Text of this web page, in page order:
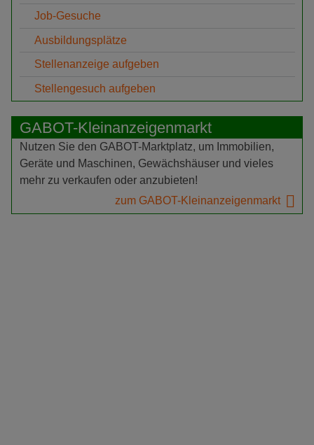
Job-Gesuche
Ausbildungsplätze
Stellenanzeige aufgeben
Stellengesuch aufgeben
GABOT-Kleinanzeigenmarkt
Nutzen Sie den GABOT-Marktplatz, um Immobilien,
Geräte und Maschinen, Gewächshäuser und vieles
mehr zu verkaufen oder anzubieten!
zum GABOT-Kleinanzeigenmarkt